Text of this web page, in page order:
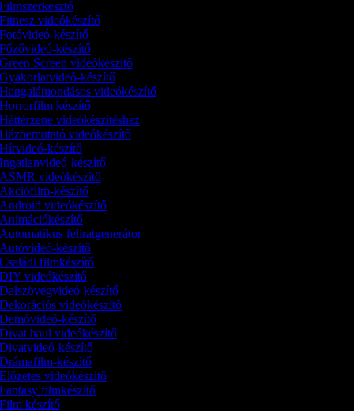
videókészítő
készítő
készítő
Screen videókészítő
készítő
videókészítő
készítő
videókészítéshez
videókészítő
készítő
készítő
videókészítő
készítő
videókészítő
feliratgenerátor
készítő
filmkészítő
videókészítő
készítő
videókészítő
haul videókészítő
készítő
készítő
videókészítő
filmkészítő
készítő